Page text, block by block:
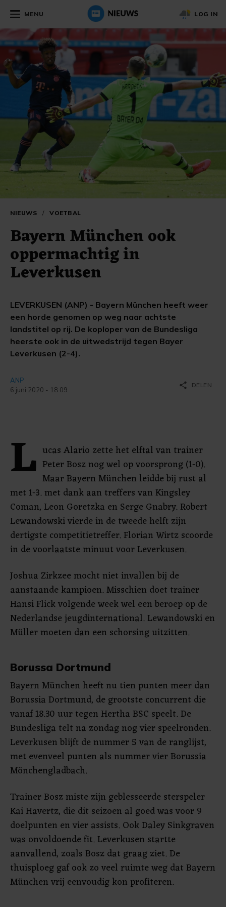
MENU LOG IN
NIEUWS / VOETBAL
Bayern München ook
oppermachtig in
Leverkusen
LEVERKUSEN (ANP) - Bayern München heeft weer
een horde genomen op weg naar achtste
landstitel op rij. De koploper van de Bundesliga
heerste ook in de uitwedstrijd tegen Bayer
Leverkusen (2-4).
ANP
6 juni 2020 - 18:09
share DELEN
L ucas Alario zette het elftal van trainer
Peter Bosz nog wel op voorsprong (1-0).
Maar Bayern München leidde bij rust al
met 1-3. met dank aan treffers van Kingsley
Coman, Leon Goretzka en Serge Gnabry. Robert
Lewandowski vierde in de tweede helft zijn
dertigste competitietreffer. Florian Wirtz scoorde
in de voorlaatste minuut voor Leverkusen.
Joshua Zirkzee mocht niet invallen bij de
aanstaande kampioen. Misschien doet trainer
Hansi Flick volgende week wel een beroep op de
Nederlandse jeugdinternational. Lewandowski en
Müller moeten dan een schorsing uitzitten.
Borussa Dortmund
Bayern München heeft nu tien punten meer dan
Borussia Dortmund, de grootste concurrent die
vanaf 18.30 uur tegen Hertha BSC speelt. De
Bundesliga telt na zondag nog vier speelronden.
Leverkusen blijft de nummer 5 van de ranglijst,
met evenveel punten als nummer vier Borussia
Mönchengladbach.
Trainer Bosz miste zijn geblesseerde sterspeler
Kai Havertz, die dit seizoen al goed was voor 9
doelpunten en vier assists. Ook Daley Sinkgraven
was onvoldoende fit. Leverkusen startte
aanvallend, zoals Bosz dat graag ziet. De
thuisploeg gaf ook zo veel ruimte weg dat Bayern
München vrij eenvoudig kon profiteren.